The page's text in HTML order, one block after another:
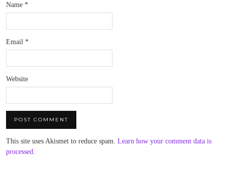
Name *
Email *
Website
This site uses Akismet to reduce spam. Learn how your comment data is
processed.